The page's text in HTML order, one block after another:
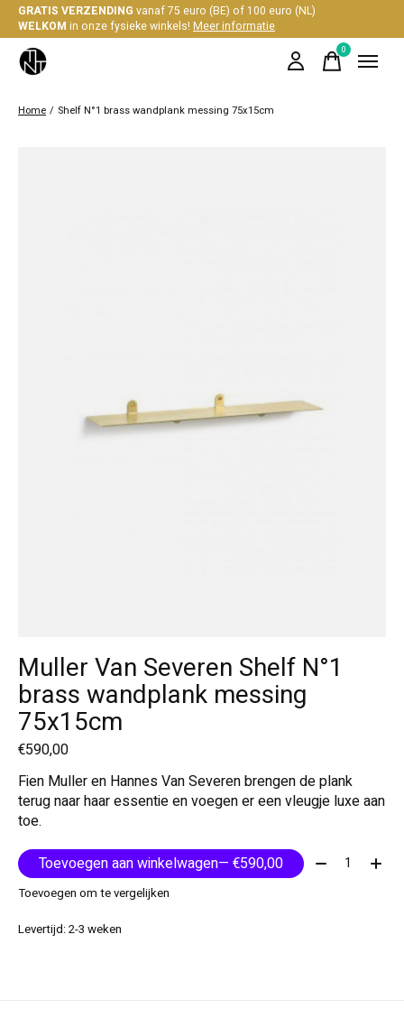
GRATIS VERZENDING vanaf 75 euro (BE) of 100 euro (NL)
WELKOM in onze fysieke winkels!Meer informatie
0items
Home / Shelf N°1 brass wandplank messing 75x15cm
Muller Van Severen Shelf N°1
brass wandplank messing
75x15cm
€590,00
Fien Muller en Hannes Van Severen brengen de plank
terug naar haar essentie en voegen er een vleugje luxe aan
toe.
Toevoegen aan winkelwagen
— €590,00 Aantal:
Toevoegen om te vergelijken
Levertijd: 2-3 weken